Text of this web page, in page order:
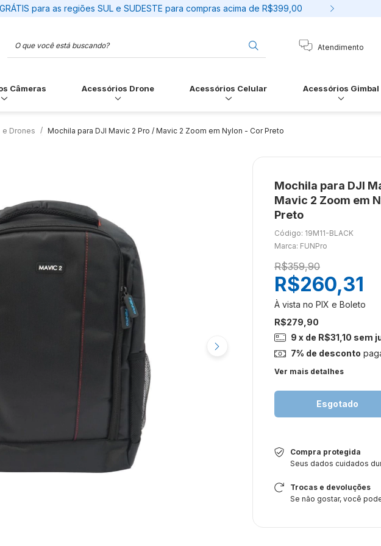
para as regiões SUL e SUDESTE para compras acima de R$399,00
Atendimento
Câmeras Acessórios Drone Acessórios Celular Acessórios Gimbal
e Drones Mochila para DJI Mavic 2 Pro / Mavic 2 Zoom em Nylon - Cor Preto
Mochila para DJI
Mavic 2 Zoom em
Preto
Código: 19M11-BLACK
Marca: FUNPro
R$359,90
R$279,90
R$260,31
9 x de R$31,10 sem
7% de desconto
Ver mais detalhes
Compra protegida
Seus dados cuidados
Trocas e devoluções
Se não gostar, você